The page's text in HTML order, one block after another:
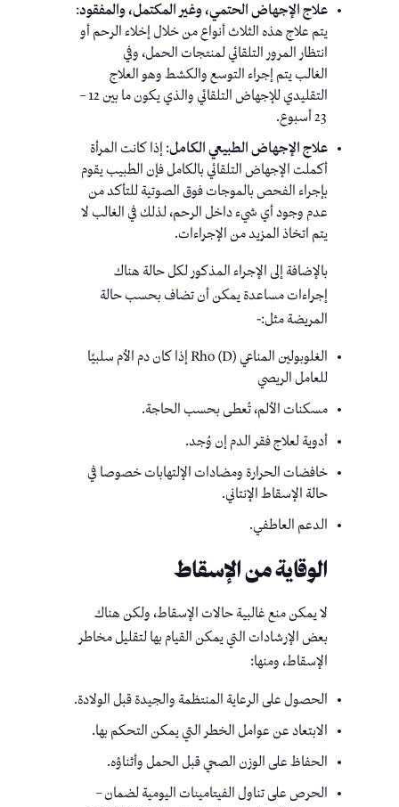
علاج الإجهاض الحتمي، وغير المكتمل، والمفقود:
يتم علاج هذه الثلاث أنواع من خلال إخلاء الرحم أو
انتظار المرور التلقائي لمنتجات الحمل، وفي
الغالب يتم إجراء التوسع والكشط وهو العلاج
التقليدي للإجهاض التلقائي والذي يكون ما بين 12 –
23 أسبوع.
علاج الإجهاض الطبيعي الكامل: إذا كانت المرأة
أكملت الإجهاض التلقائي بالكامل فإن الطبيب يقوم
بإجراء الفحص بالموجات فوق الصوتية للتأكد من
عدم وجود أي شيء داخل الرحم، لذلك في الغالب لا
يتم اتخاذ المزيد من الإجراءات.
بالإضافة إلى الإجراء المذكور لكل حالة هناك
إجراءات مساعدة يمكن أن تضاف بحسب حالة
المريضة مثل:-
الغلوبولين المناعي Rho (D) إذا كان دم الأم سلبيًا
للعامل الريصي
مسكنات الألم، تُعطى بحسب الحاجة.
أدوية لعلاج فقر الدم إن وُجد.
خافضات الحرارة ومضادات الإلتهابات خصوصا في
حالة الإسقاط الإنتاني.
الدعم العاطفي.
الوقاية من الإسقاط
لا يمكن منع غالبية حالات الإسقاط، ولكن هناك
بعض الإرشادات التي يمكن القيام بها لتقليل مخاطر
الإسقاط، ومنها:
الحصول على الرعاية المنتظمة والجيدة قبل الولادة.
الابتعاد عن عوامل الخطر التي يمكن التحكم بها.
الحفاظ على الوزن الصحي قبل الحمل وأثناؤه.
الحرص على تناول الفيتامينات اليومية لضمان –